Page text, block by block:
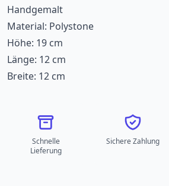
Handgemalt
Material: Polystone
Höhe: 19 cm
Länge: 12 cm
Breite: 12 cm
Schnelle
Lieferung
Sichere Zahlung